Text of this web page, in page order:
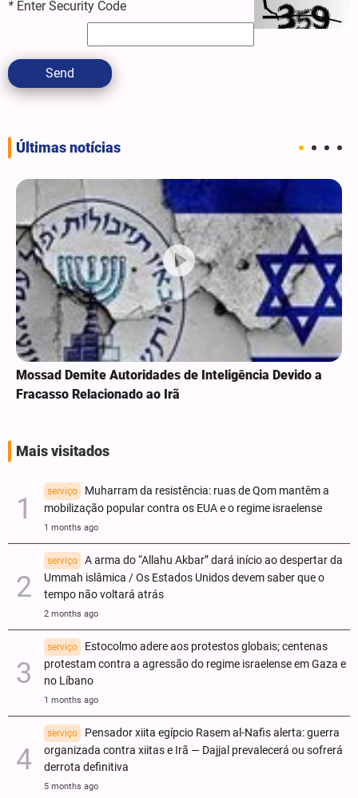
* Enter Security Code
Send
Últimas notícias
Mossad Demite Autoridades de Inteligência Devido a
Fracasso Relacionado ao Irã
Mais visitados
serviço
Muharram da resistência: ruas de Qom mantêm a
mobilização popular contra os EUA e o regime israelense
1 months ago
serviço
A arma do “Allahu Akbar” dará início ao despertar da
Ummah islâmica / Os Estados Unidos devem saber que o
tempo não voltará atrás
2 months ago
serviço
Estocolmo adere aos protestos globais; centenas
protestam contra a agressão do regime israelense em Gaza e
no Líbano
1 months ago
serviço
Pensador xiita egípcio Rasem al-Nafis alerta: guerra
organizada contra xiitas e Irã — Dajjal prevalecerá ou sofrerá
derrota definitiva
5 months ago